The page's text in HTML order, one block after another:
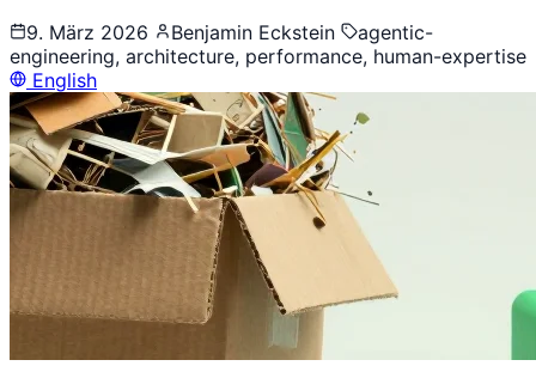
9. März 2026 Benjamin Eckstein
agentic-
engineering, architecture, performance, human-expertise
English